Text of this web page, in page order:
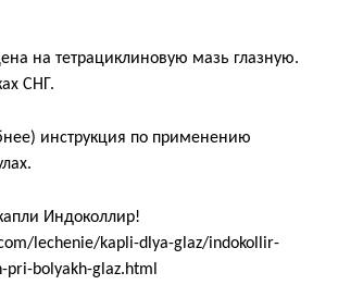
на тетрациклиновую мазь глазную.
СНГ.
инструкция по применению
Индоколлир!
lechenie/kapli-dlya-glaz/indokollir-
pri-bolyakh-glaz.html